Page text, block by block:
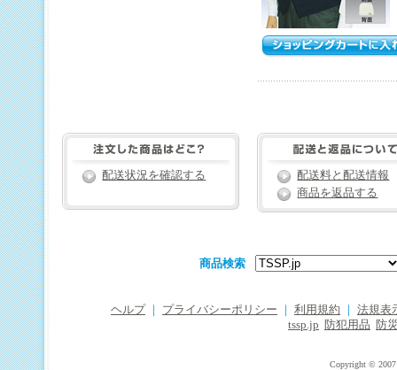
配送状況を確認する
配送料と配送情報
商品を返品する
商品検索
ヘルプ プライバシーポリシー 利用規約
法規表
tssp.jp
防犯用品 防
Copyright © 2007